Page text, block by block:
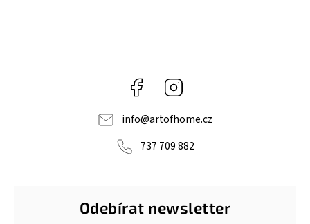
Facebook
info@artofhome.cz
737 709 882
Odebírat newsletter